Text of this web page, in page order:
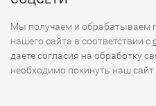
Мы получаем и обрабатываем
нашего сайта в соответствии с
даете согласия на обработку
необходимо покинуть наш сайт.